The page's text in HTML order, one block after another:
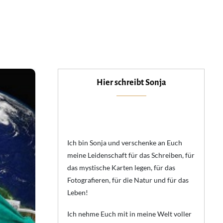
Hier schreibt Sonja
Ich bin Sonja und verschenke an Euch
meine Leidenschaft für das Schreiben, für
das mystische Karten legen, für das
Fotografieren, für die Natur und für das
Leben!
Ich nehme Euch mit in meine Welt voller